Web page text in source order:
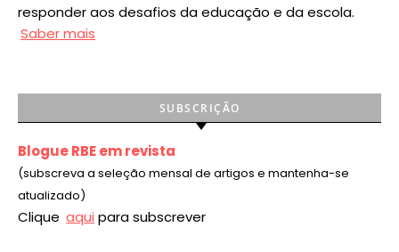
responder aos desafios da educação e da escola.
Saber mais
SUBSCRIÇÃO
Blogue RBE em revista
(subscreva a seleção mensal de artigos e mantenha-se
atualizado)
Clique aqui para subscrever